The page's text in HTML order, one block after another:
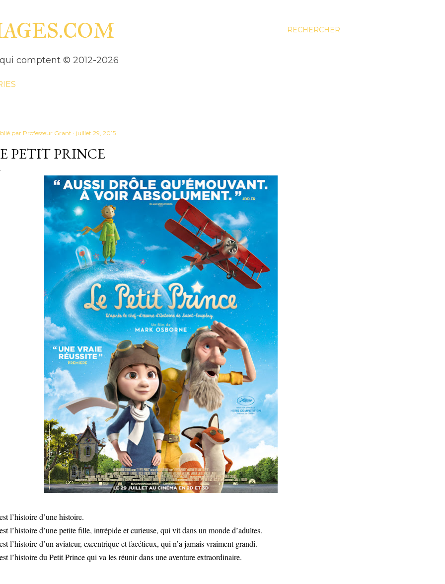
RECHERCHER
comptent © 2012-2026
par Professeur Grant juillet 29, 2015
PETIT PRINCE
l’histoire d’une histoire.
l’histoire d’une petite fille, intrépide et curieuse, qui vit dans un monde d’adultes.
l’histoire d’un aviateur, excentrique et facétieux, qui n’a jamais vraiment grandi.
l’histoire du Petit Prince qui va les réunir dans une aventure extraordinaire.